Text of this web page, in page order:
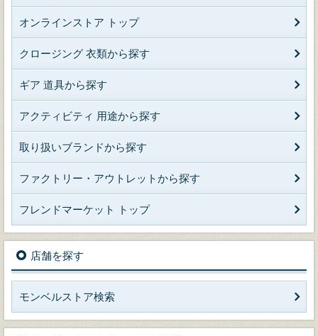
オンラインストア トップ
クロージング 衣類から探す
ギア 道具から探す
アクティビティ 用途から探す
取り扱いブランドから探す
ファクトリー・アウトレットから探す
フレンドマーケット トップ
店舗を探す
モンベルストア検索